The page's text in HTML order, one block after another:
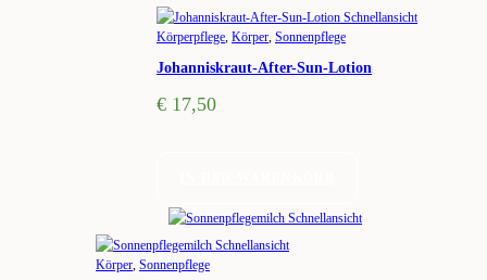
Schnellansicht
Körperpflege, Körper, Sonnenpflege
Johanniskraut-After-Sun-Lotion
€ 17,50
Schnellansicht
Schnellansicht
Körper Sonnenpflege